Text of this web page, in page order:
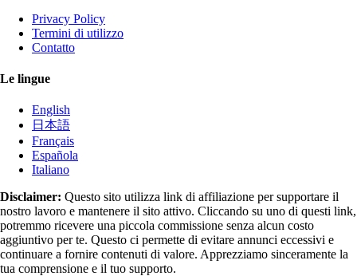
Privacy Policy
Termini di utilizzo
Contatto
Le lingue
English
日本語
Français
Española
Italiano
Disclaimer: Questo sito utilizza link di affiliazione per supportare il
nostro lavoro e mantenere il sito attivo. Cliccando su uno di questi link,
potremmo ricevere una piccola commissione senza alcun costo
aggiuntivo per te. Questo ci permette di evitare annunci eccessivi e
continuare a fornire contenuti di valore. Apprezziamo sinceramente la
tua comprensione e il tuo supporto.